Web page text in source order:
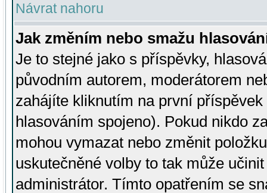
Návrat nahoru
Jak změním nebo smažu
Je to stejné jako s příspěvky,
původním autorem, moderátorem
zahájíte kliknutím na první
hlasováním spojeno). Pokud nikdo
mohou vymazat nebo změnit
uskutečněné volby to tak může
administrátor. Tímto opatřením se